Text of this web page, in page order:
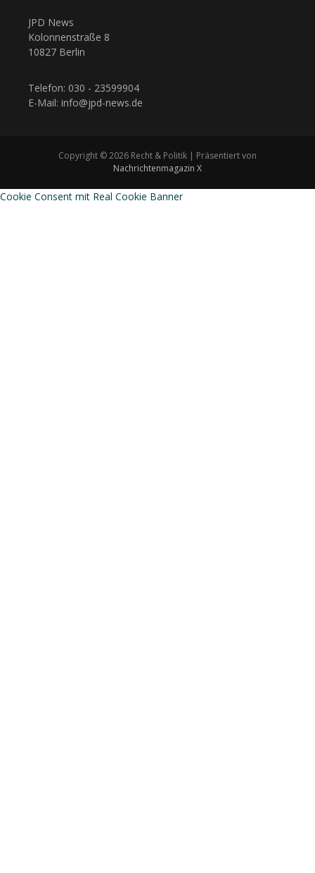
JPD News
Kolonnenstraße 8
10827 Berlin
Telefon: 030 - 23599904
E-Mail: info@jpd-news.de
Copyright © 2026 Recht & Politik | Präsentiert von
Nachrichtenmagazin X
Cookie Consent mit Real Cookie Banner